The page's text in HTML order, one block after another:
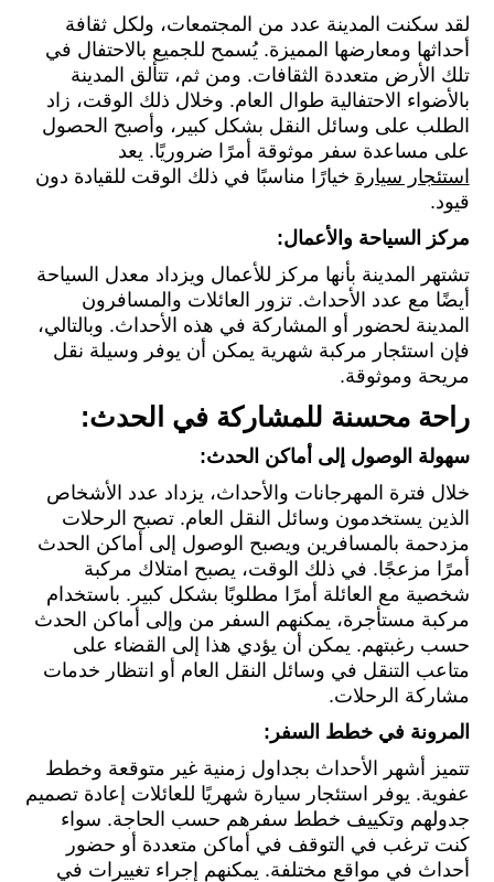
لقد سكنت المدينة عدد من المجتمعات، ولكل ثقافة
أحداثها ومعارضها المميزة. يُسمح للجميع بالاحتفال في
تلك الأرض متعددة الثقافات. ومن ثم، تتألق المدينة
بالأضواء الاحتفالية طوال العام. وخلال ذلك الوقت، زاد
الطلب على وسائل النقل بشكل كبير، وأصبح الحصول
على مساعدة سفر موثوقة أمرًا ضروريًا. يعد
استئجار سيارة خيارًا مناسبًا في ذلك الوقت للقيادة دون
قيود.
مركز السياحة والأعمال:
تشتهر المدينة بأنها مركز للأعمال ويزداد معدل السياحة
أيضًا مع عدد الأحداث. تزور العائلات والمسافرون
المدينة لحضور أو المشاركة في هذه الأحداث. وبالتالي،
فإن استئجار مركبة شهرية يمكن أن يوفر وسيلة نقل
مريحة وموثوقة.
راحة محسنة للمشاركة في الحدث:
سهولة الوصول إلى أماكن الحدث:
خلال فترة المهرجانات والأحداث، يزداد عدد الأشخاص
الذين يستخدمون وسائل النقل العام. تصبح الرحلات
مزدحمة بالمسافرين ويصبح الوصول إلى أماكن الحدث
أمرًا مزعجًا. في ذلك الوقت، يصبح امتلاك مركبة
شخصية مع العائلة أمرًا مطلوبًا بشكل كبير. باستخدام
مركبة مستأجرة، يمكنهم السفر من وإلى أماكن الحدث
حسب رغبتهم. يمكن أن يؤدي هذا إلى القضاء على
متاعب التنقل في وسائل النقل العام أو انتظار خدمات
مشاركة الرحلات.
المرونة في خطط السفر:
تتميز أشهر الأحداث بجداول زمنية غير متوقعة وخطط
عفوية. يوفر استئجار سيارة شهريًا للعائلات إعادة تصميم
جدولهم وتكييف خطط سفرهم حسب الحاجة. سواء
كنت ترغب في التوقف في أماكن متعددة أو حضور
أحداث في مواقع مختلفة. يمكنهم إجراء تغييرات في